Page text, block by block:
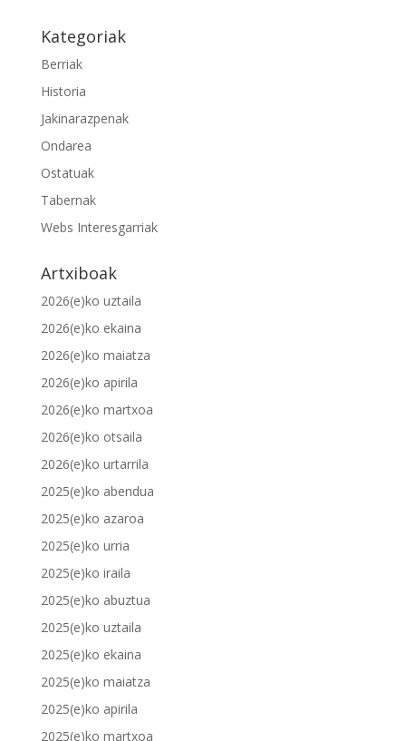
Kategoriak
Berriak
Historia
Jakinarazpenak
Ondarea
Ostatuak
Tabernak
Webs Interesgarriak
Artxiboak
2026(e)ko uztaila
2026(e)ko ekaina
2026(e)ko maiatza
2026(e)ko apirila
2026(e)ko martxoa
2026(e)ko otsaila
2026(e)ko urtarrila
2025(e)ko abendua
2025(e)ko azaroa
2025(e)ko urria
2025(e)ko iraila
2025(e)ko abuztua
2025(e)ko uztaila
2025(e)ko ekaina
2025(e)ko maiatza
2025(e)ko apirila
2025(e)ko martxoa